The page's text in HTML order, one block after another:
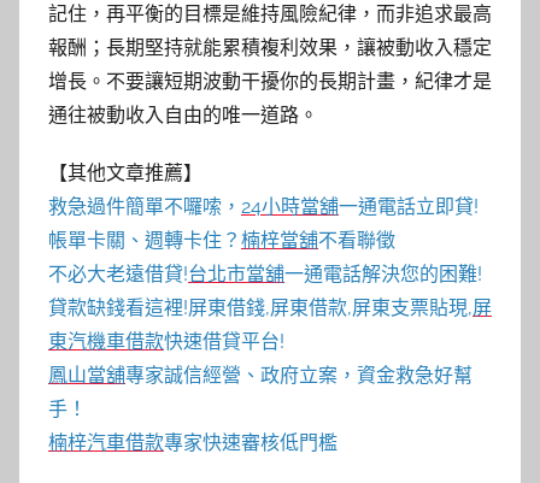
記住，再平衡的目標是維持風險紀律，而非追求最高
報酬；長期堅持就能累積複利效果，讓被動收入穩定
增長。不要讓短期波動干擾你的長期計畫，紀律才是
通往被動收入自由的唯一道路。
【其他文章推薦】
救急過件簡單不囉嗦， 24小時當舖一通電話立即貸!
帳單卡關、週轉卡住？ 楠梓當舖不看聯徵
不必大老遠借貸!台北市當舖一通電話解決您的困難!
貸款缺錢看這裡!屏東借錢,屏東借款,屏東支票貼現,屏
東汽機車借款快速借貸平台!
鳳山當舖專家誠信經營、政府立案，資金救急好幫
手！
楠梓汽車借款專家快速審核低門檻